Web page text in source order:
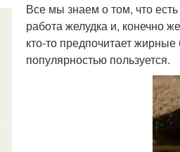
Все мы знаем о том, что
работа желудка и, конечно
кто-то предпочитает
популярностью пользуется.